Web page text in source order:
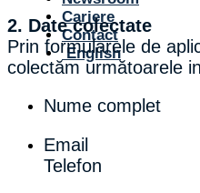
Cariere
Contact
English
2. Date colectate
Prin formularele de
colectăm următoarele
Nume complet
Email
Telefon